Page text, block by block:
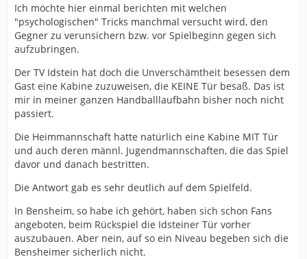
Ich möchte hier einmal berichten mit welchen
"psychologischen" Tricks manchmal versucht wird, den
Gegner zu verunsichern bzw. vor Spielbeginn gegen sich
aufzubringen.
Der TV Idstein hat doch die Unverschämtheit besessen dem
Gast eine Kabine zuzuweisen, die KEINE Tür besaß. Das ist
mir in meiner ganzen Handballlaufbahn bisher noch nicht
passiert.
Die Heimmannschaft hatte natürlich eine Kabine MIT Tür
und auch deren männl. Jugendmannschaften, die das Spiel
davor und danach bestritten.
Die Antwort gab es sehr deutlich auf dem Spielfeld.
In Bensheim, so habe ich gehört, haben sich schon Fans
angeboten, beim Rückspiel die Idsteiner Tür vorher
auszubauen. Aber nein, auf so ein Niveau begeben sich die
Bensheimer sicherlich nicht.